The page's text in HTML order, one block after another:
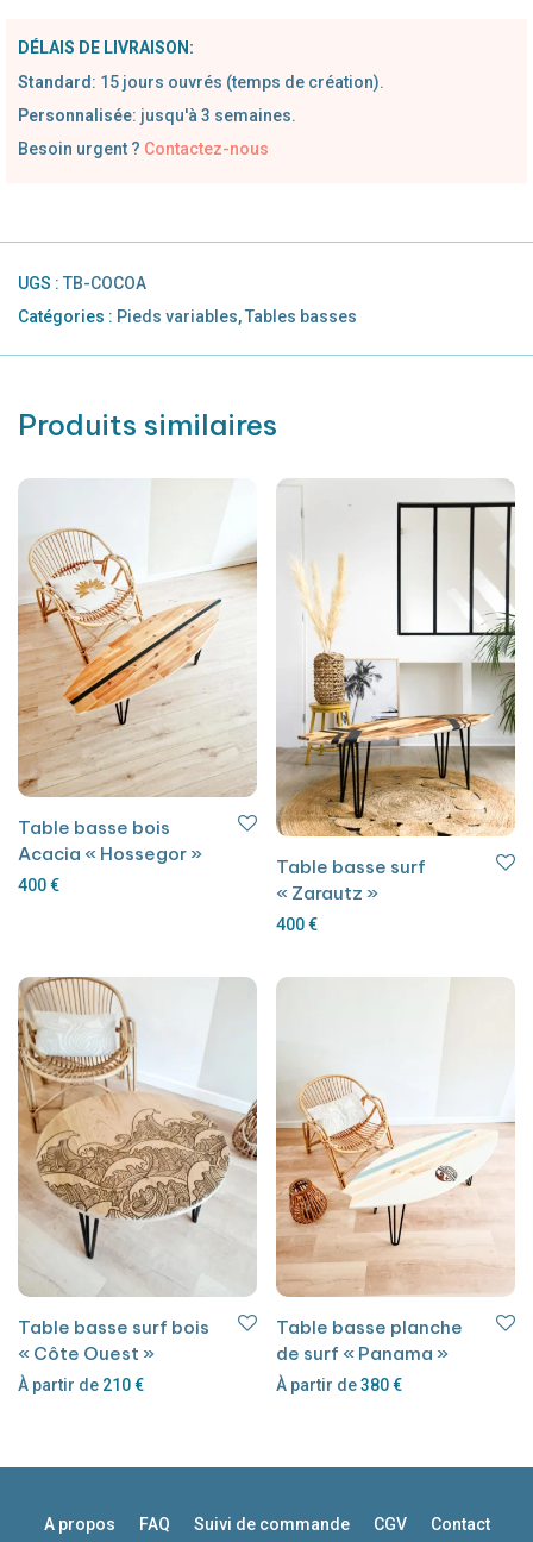
DÉLAIS DE LIVRAISON:
Standard : 1 5 jours ouvrés (temps de création).
Personnalisée: jusqu'à 3 semaines.
Besoin urgent ? Contactez-nous
UGS : TB-COCOA
Catégories : Pieds variables,Tables basses
Produits similaires
Table basse bois
Acacia « Hossegor »
400€
Table basse surf
« Zarautz »
400€
Table basse surf bois
« Côte Ouest »
À partir de 210€
Table basse planche
de surf « Panama »
À partir de380€
A propos FAQ Suivi de commande CGV Contact